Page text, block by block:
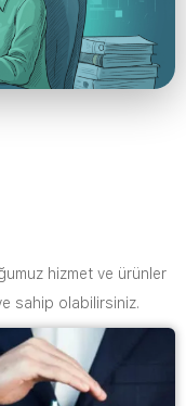
hizmet ve ürünler
sahip olabilirsiniz.